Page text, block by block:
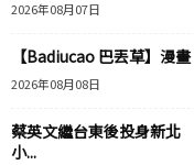
2026年08月07日
【Badiucao 巴丟草】漫畫
2026年08月08日
蔡英文繼台東後投身新
小...